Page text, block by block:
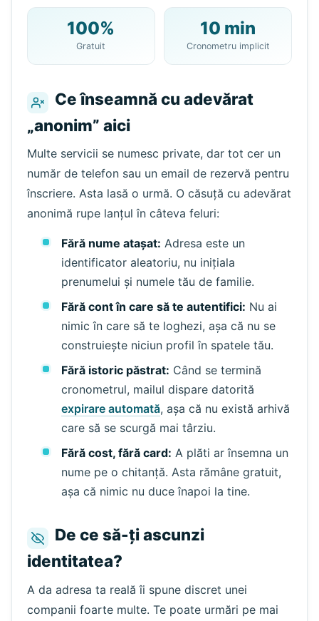
Expeditor Subiect Acțiune
Așteptând emailuri primite...
Reîmprospătează
100%
Gratuit
10 min
Cronometru implicit
Ce înseamnă cu adevărat
„anonim” aici
Multe servicii se numesc private, dar tot cer un
număr de telefon sau un email de rezervă pentru
înscriere. Asta lasă o urmă. O căsuță cu adevărat
anonimă rupe lanțul în câteva feluri:
Fără nume atașat: Adresa este un
identificator aleatoriu, nu inițiala
prenumelui și numele tău de familie.
Fără cont în care să te autentifici: Nu ai
nimic în care să te loghezi, așa că nu se
construiește niciun profil în spatele tău.
Fără istoric păstrat: Când se termină
cronometrul, mailul dispare datorită
expirare automată, așa că nu există arhivă
care să se scurgă mai târziu.
Fără cost, fără card: A plăti ar însemna un
nume pe o chitanță. Asta rămâne gratuit,
așa că nimic nu duce înapoi la tine.
De ce să-ți ascunzi
identitatea?
A da adresa ta reală îi spune discret unei
companii foarte multe. Te poate urmări pe mai